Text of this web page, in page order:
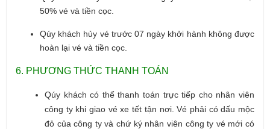
50% vé và tiền cọc.
Qúy khách hủy vé trước 07 ngày khởi hành không được
hoàn lại vé và tiền cọc.
6. PHƯƠNG THỨC THANH TOÁN
Qúy khách có thể thanh toán trực tiếp cho nhân viên
công ty khi giao vé xe tết tận nơi.Vé phải có dấu mộc
đỏ của công ty và chứ ký nhân viên công ty vé mới có